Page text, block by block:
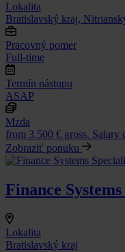
Lokalita
Bratislavský kraj,
Pracovný pomer
Full-time
Termín nástupu
ASAP
Mzda
from 3.500 € gross. Salary
Zobraziť ponuku
Finance
Lokalita
Bratislavský kraj